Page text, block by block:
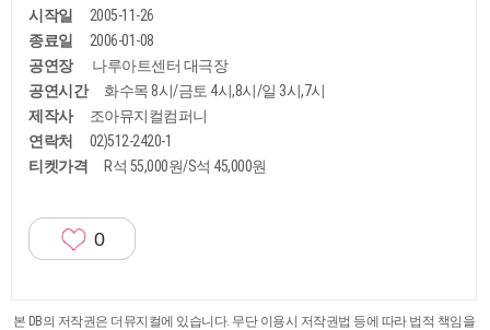
시작일
2005-11-26
종료일
2006-01-08
공연장
나루아트센터 대극장
공연시간
화수목 8시/금토 4시,8시/일 3시,7시
제작사
조아뮤지컬컴퍼니
연락처
02)512-2420-1
티켓가격
R석 55,000원/S석 45,000원
0
본 DB의 저작권은 더뮤지컬에 있습니다. 무단 이용시 저작권법 등에 따라 법적 책임을